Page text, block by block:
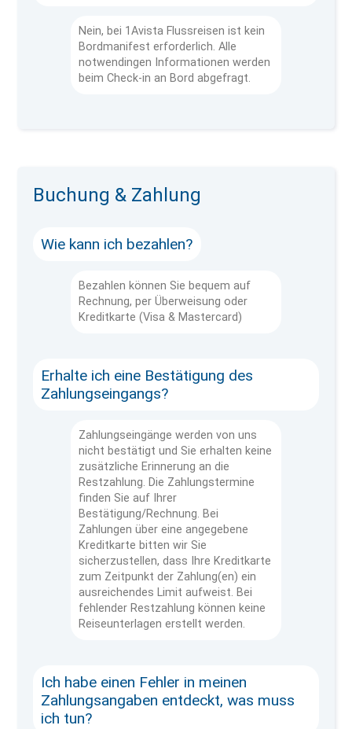
Nein, bei 1Avista Flussreisen ist kein
Bordmanifest erforderlich. Alle
notwendingen Informationen werden
beim Check-in an Bord abgefragt.
Buchung & Zahlung
Wie kann ich bezahlen?
Bezahlen können Sie bequem auf
Rechnung, per Überweisung oder
Kreditkarte (Visa & Mastercard)
Erhalte ich eine Bestätigung des
Zahlungseingangs?
Zahlungseingänge werden von uns
nicht bestätigt und Sie erhalten keine
zusätzliche Erinnerung an die
Restzahlung. Die Zahlungstermine
finden Sie auf Ihrer
Bestätigung/Rechnung. Bei
Zahlungen über eine angegebene
Kreditkarte bitten wir Sie
sicherzustellen, dass Ihre Kreditkarte
zum Zeitpunkt der Zahlung(en) ein
ausreichendes Limit aufweist. Bei
fehlender Restzahlung können keine
Reiseunterlagen erstellt werden.
Ich habe einen Fehler in meinen
Zahlungsangaben entdeckt, was muss
ich tun?